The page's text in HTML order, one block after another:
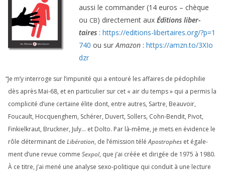
aus­si le com­man­der (14 euros – chèque
ou CB) direc­te­ment aux Éditions liber­
taires : https://​edi​tions​-liber​taires​.org/​?​p​=​1
740 ou sur Amazon : https://​amzn​.to/​3​X​I​o​
dzr
“Je m’y inter­roge sur l’impunité qui a entou­ré les affaires de pédo­phi­lie
dès après Mai-68, et en par­ti­cu­lier sur cet « air du temps » qui a per­mis la
com­pli­ci­té d’une cer­taine élite dont, entre autres, Sartre, Beauvoir,
Foucault, Hocquenghem, Schérer, Duvert, Sollers, Cohn-Bendit, Pivot,
Finkielkraut, Bruckner, July… et Dolto. Par là-même, je mets en évi­dence le
rôle déter­mi­nant de Libération, de l’émission téléApostrophes et éga­le­
ment d’une revue comme Sexpol, que j’ai créée et diri­gée de 1975 à 1980.
À ce titre, j’ai mené une ana­lyse sexo-poli­tique qui conduit à une lec­ture